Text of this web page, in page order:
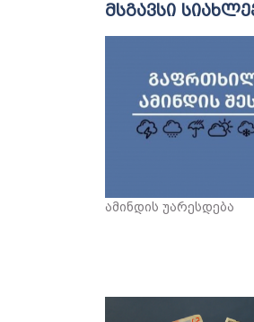
მსგავსი
ამინდის უარესდება